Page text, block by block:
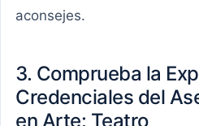
aconsejes.
3. Comprueba la
Credenciales del
en Arte: Teatro